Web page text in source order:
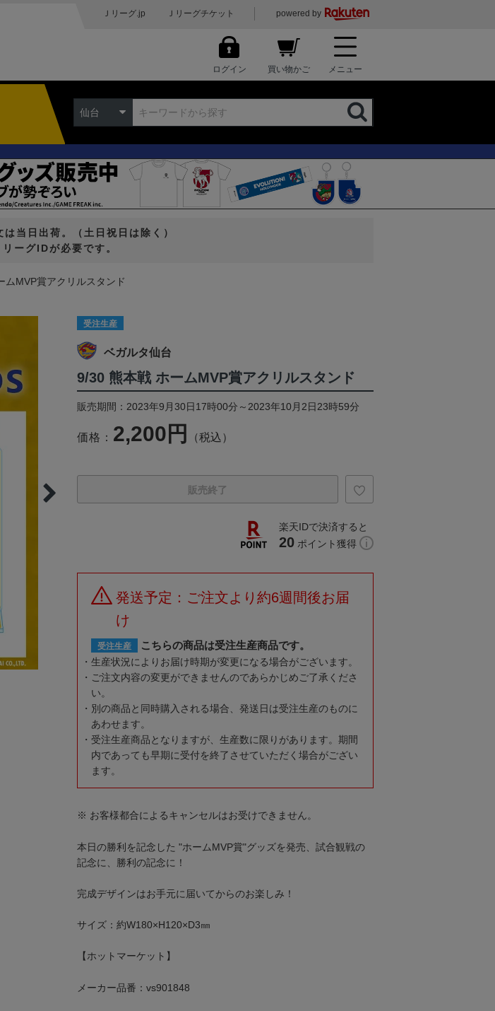
Ｊリーグ.jp Ｊリーグチケット powered by
ログイン 買い物かご メニュー
仙台
当日出荷。（土日祝日は除く）
ーグIDが必要です。
ムMVP賞アクリルスタンド
受注生産
ベガルタ仙台
9/30 熊本戦 ホームMVP賞アクリルスタンド
販売期間：2023年9月30日17時00分～2023年10月2日23時59分
価格： 2,200円 （税込）
販売終了
楽天IDで決済すると
20 ポイント獲得
発送予定：ご注文より約6週間後お届
け
受注生産 こちらの商品は受注生産商品です。
生産状況によりお届け時期が変更になる場合がございます。
ご注文内容の変更ができませんのであらかじめご了承くださ
い。
別の商品と同時購入される場合、発送日は受注生産のものに
あわせます。
受注生産商品となりますが、生産数に限りがあります。期間
内であっても早期に受付を終了させていただく場合がござい
ます。
※ お客様都合によるキャンセルはお受けできません。
本日の勝利を記念した "ホームMVP賞"グッズを発売、試合観戦の
記念に、勝利の記念に！
完成デザインはお手元に届いてからのお楽しみ！
サイズ：約W180×H120×D3㎜
【ホットマーケット】
メーカー品番：vs901848